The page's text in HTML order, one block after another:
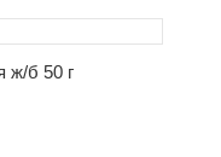
ж/б 50 г